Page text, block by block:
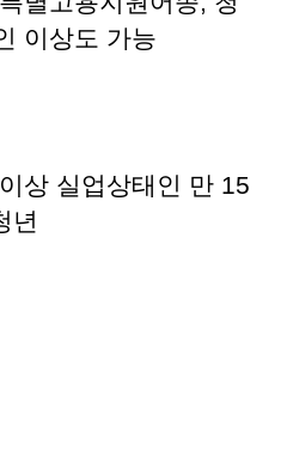
이상도 가능
상 실업상태인 만 15
년